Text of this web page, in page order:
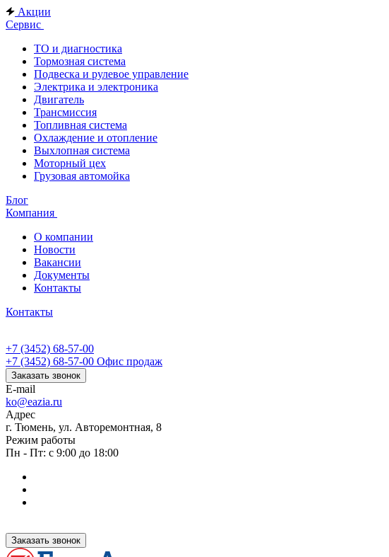
Акции
Сервис
ТО и диагностика
Тормозная система
Подвеска и рулевое управление
Электрика и электроника
Двигатель
Трансмиссия
Топливная система
Охлаждение и отопление
Выхлопная система
Моторный цех
Грузовая автомойка
Блог
Компания
О компании
Новости
Вакансии
Документы
Контакты
Контакты
+7 (3452) 68-57-00
+7 (3452) 68-57-00 Офис продаж
Заказать звонок
E-mail
ko@eazia.ru
Адрес
г. Тюмень, ул. Авторемонтная, 8
Режим работы
Пн - Пт: с 9:00 до 18:00
Заказать звонок